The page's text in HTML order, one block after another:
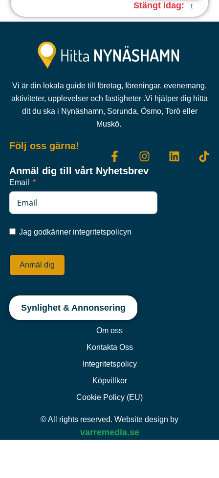
Stängt idag:
Vi är din lokala guide till företag, föreningar, evenemang,
aktiviteter, upplevelser och fastigheter .Vi hjälper dig hitta
dit du ska i Nynäshamn, Sorunda, Ösmo, Torö eller
Muskö.
Följ oss gärna!
Anmäl dig till vårt Nyhetsbrev
Email
Jag godkänner integritetspolicyn
Anmäl dig
Synlighet & Annonsering
Om oss
Kontakta Oss
Integritetspolicy
Köpvillkor
Cookie Policy (EU)
© All rights reserved. Website design by
varremedia.se